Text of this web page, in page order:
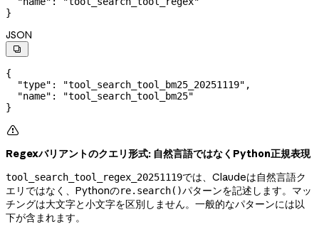
}
JSON

{
  "type"
: "tool_search_tool_bm25_20251119" ,
  "name"
:
"tool_search_tool_bm25"
}

Regexバリアントのクエリ形式: 自然言語ではなくPython正規表現
tool_search_tool_regex_20251119では、Claudeは自然言語ク
エリではなく、Pythonのre.search()パターンを記述します。マッ
チングは大文字と小文字を区別しません。一般的なパターンには以
下が含まれます。